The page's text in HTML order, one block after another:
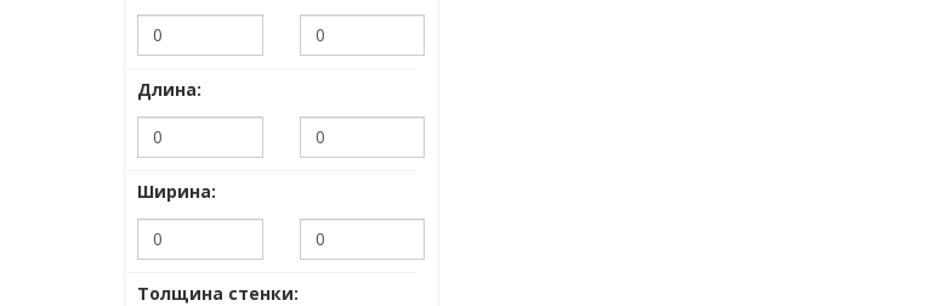
Длина:
Ширина:
Толщина стенки: